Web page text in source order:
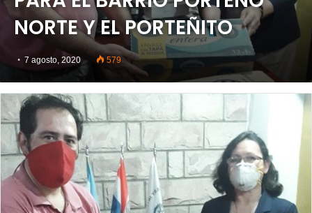
NORTE Y EL PORTEÑITO
7 agosto, 2020 579